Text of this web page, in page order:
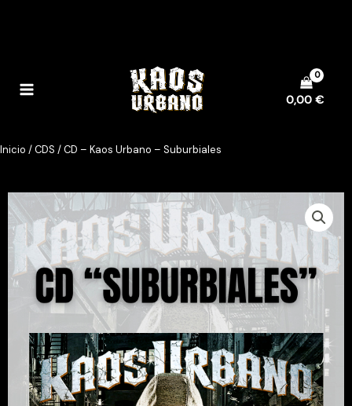
contenido
0,00€
Inicio /CDS / CD – Kaos Urbano – Suburbiales